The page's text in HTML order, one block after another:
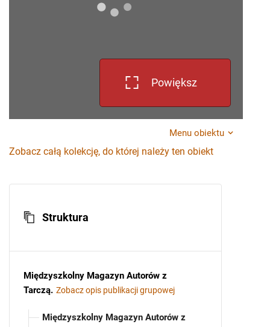
Powiększ
Menu obiektu
Zobacz całą kolekcję, do której należy ten obiekt
Struktura
Międzyszkolny Magazyn Autorów z
Tarczą. Zobacz opis publikacji grupowej
Międzyszkolny Magazyn Autorów z